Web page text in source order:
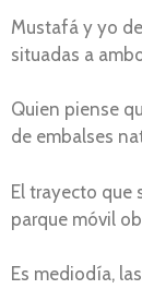
Mustafá y yo
situadas a
Quien piense
de embalses
El trayecto que
parque móvil
Es mediodía,